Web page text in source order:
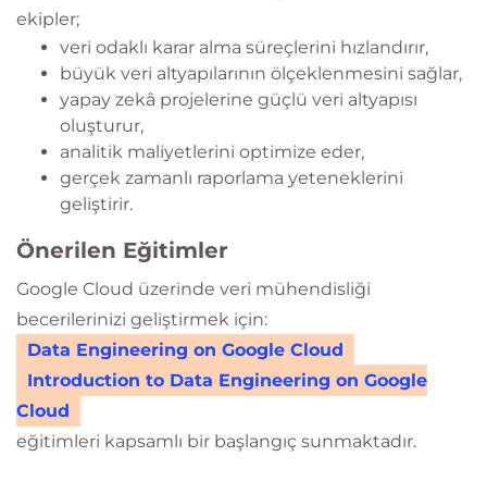
ekipler;
veri odaklı karar alma süreçlerini hızlandırır,
büyük veri altyapılarının ölçeklenmesini sağlar,
yapay zekâ projelerine güçlü veri altyapısı
oluşturur,
analitik maliyetlerini optimize eder,
gerçek zamanlı raporlama yeteneklerini
geliştirir.
Önerilen Eğitimler
Google Cloud üzerinde veri mühendisliği
becerilerinizi geliştirmek için:
Data Engineering on Google Cloud
Introduction to Data Engineering on Google
Cloud
eğitimleri kapsamlı bir başlangıç sunmaktadır.